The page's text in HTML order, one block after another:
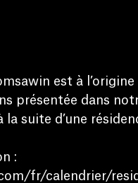
est à
présentée dans
la suite d’une
:
fr/calendrier/